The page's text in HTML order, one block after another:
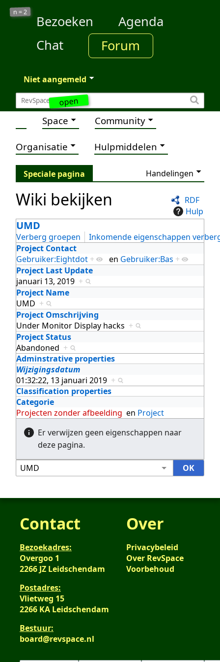
open
n =2
Bezoeken
Agenda
Chat
Forum
Niet aangemeld
Space Community
Organisatie Hulpmiddelen
Speciale pagina Handelingen
RDF
Hulp
Wiki bekijken
UMD
Verberg groepen
Inkomende eigenschappen
Project Contact
Gebruiker:Eightdot + en Gebruiker:Bas +
Project Last Update
januari 13, 2019 +
Project Name
UMD +
Project Omschrijving
Under Monitor Display hacks +
Project Status
Abandoned +
Adminstrative properties
Wijzigingsdatum
01:32:22, 13 januari 2019 +
Classification properties
Categorie
Projecten zonder afbeelding en Project
Er verwijzen geen eigenschappen naar
deze pagina.
Contact
Bezoekadres:
Overgoo 1
2266 JZ Leidschendam
Postadres:
Vlietweg 15
2266 KA Leidschendam
Bestuur:
board@revspace.nl
Over
Privacybeleid
Over RevSpace
Voorbehoud